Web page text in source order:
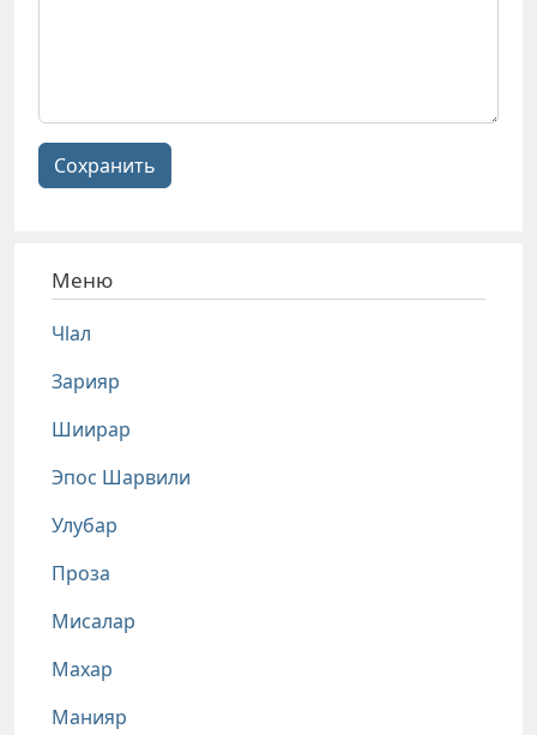
Сохранить
Меню
Чlал
Зарияр
Шиирар
Эпос Шарвили
Улубар
Проза
Мисалар
Махар
Манияр